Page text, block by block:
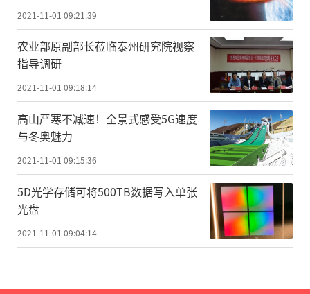
2021-11-01 09:21:39
农业部原副部长莅临泰州研究院视察
指导调研
2021-11-01 09:18:14
高山严寒不减速！全景式感受5G速度
与冬奥魅力
2021-11-01 09:15:36
5D光学存储可将500TB数据写入单张
光盘
2021-11-01 09:04:14